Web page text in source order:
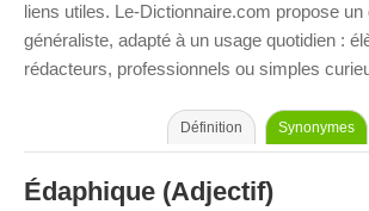
liens utiles. Le-Dictionnaire.com propose un
généraliste, adapté à un usage quotidien :
rédacteurs, professionnels ou simples
Définition Synonymes
Édaphique (Adjectif)